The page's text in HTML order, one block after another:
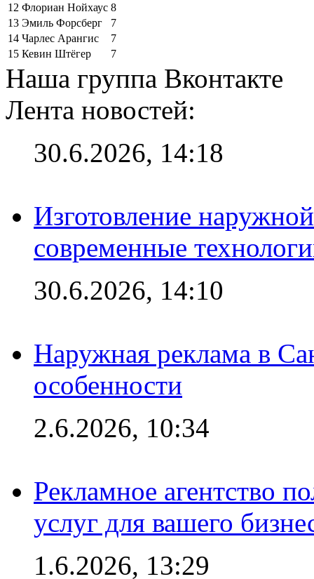
12 Флориан Нойхаус 8
13 Эмиль Форсберг
7
14 Чарлес Арангис
7
15 Кевин Штёгер 7
Наша группа Вконтакте
Лента новостей:
30.6.2026, 14:18
Изготовление
современные
30.6.2026, 14:10
Наружная реклама в
особенности
2.6.2026, 10:34
Рекламное агентство
услуг для вашего
1.6.2026, 13:29